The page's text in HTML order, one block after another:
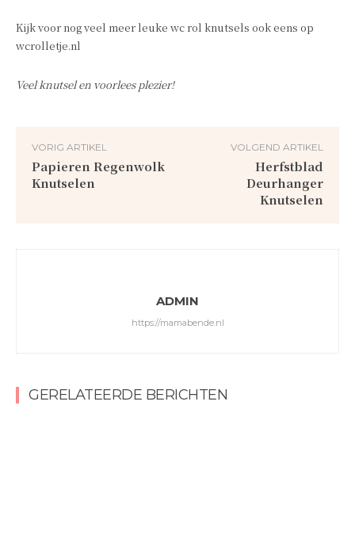
Kijk voor nog veel meer leuke wc rol knutsels ook eens op
wcrolletje.nl
Veel knutsel en voorlees plezier!
VORIG ARTIKEL
Papieren Regenwolk
Knutselen
VOLGEND ARTIKEL
Herfstblad
Deurhanger
Knutselen
ADMIN
https://mamabende.nl
GERELATEERDE BERICHTEN